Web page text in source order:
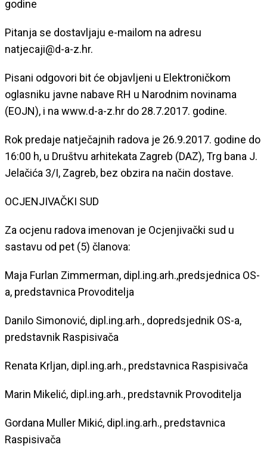
godine
Pitanja se dostavljaju e-mailom na adresu
natjecaji@d-a-z.hr.
Pisani odgovori bit će objavljeni u Elektroničkom
oglasniku javne nabave RH u Narodnim novinama
(EOJN), i na www.d-a-z.hr do 28.7.2017. godine.
Rok predaje natječajnih radova je 26.9.2017. godine do
16:00 h, u Društvu arhitekata Zagreb (DAZ), Trg bana J.
Jelačića 3/I, Zagreb, bez obzira na način dostave.
OCJENJIVAČKI SUD
Za ocjenu radova imenovan je Ocjenjivački sud u
sastavu od pet (5) članova:
Maja Furlan Zimmerman, dipl.ing.arh.,predsjednica OS-
a, predstavnica Provoditelja
Danilo Simonović, dipl.ing.arh., dopredsjednik OS-a,
predstavnik Raspisivača
Renata Krljan, dipl.ing.arh., predstavnica Raspisivača
Marin Mikelić, dipl.ing.arh., predstavnik Provoditelja
Gordana Muller Mikić, dipl.ing.arh., predstavnica
Raspisivača